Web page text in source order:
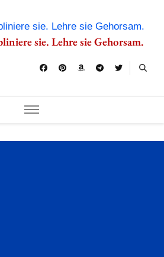
sie. Lehre sie Gehorsam.